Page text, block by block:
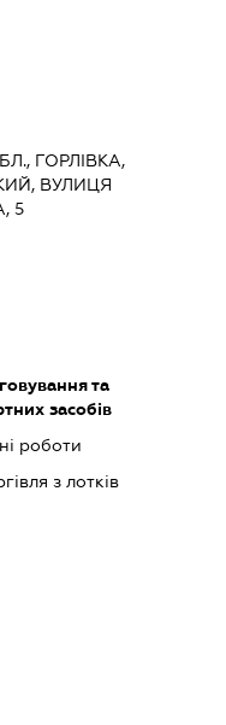
ГОРЛІВКА,
ВУЛИЦЯ
5
та
засобів
роботи
з лотків